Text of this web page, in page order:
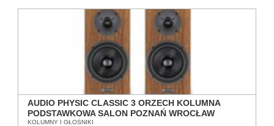
AUDIO PHYSIC CLASSIC 3 ORZECH KOLUMNA
PODSTAWKOWA SALON POZNAŃ WROCŁAW
KOLUMNY I GŁOŚNIKI